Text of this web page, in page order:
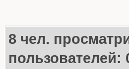
8чел.
пользователей: